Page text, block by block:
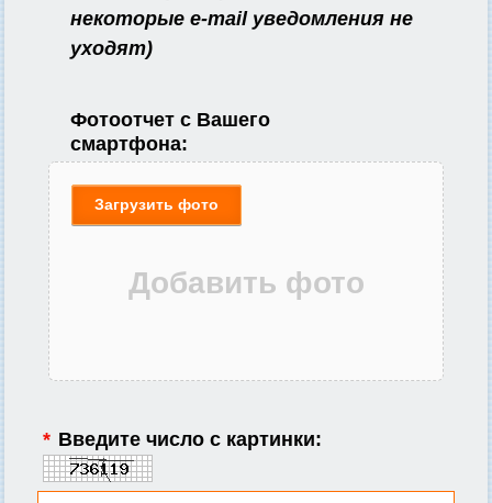
некоторые e-mail уведомления не
уходят)
Фотоотчет с Вашего
смартфона:
Загрузить фото
* Введите число с картинки: